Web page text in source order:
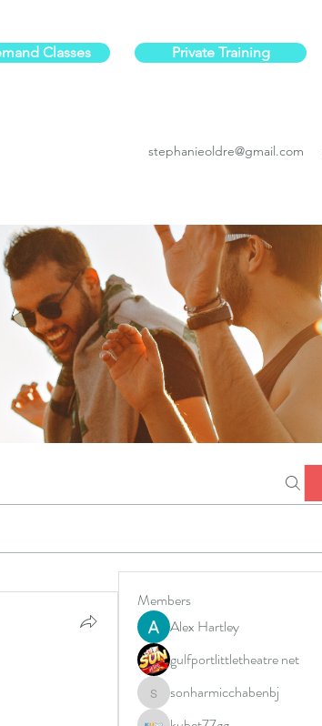
Classes Private Training
stephanieoldre@gmail.com
Members
Alex Hartley
gulfportlittletheatre net
sonharmicchabenbj
sonharmicchabenbj